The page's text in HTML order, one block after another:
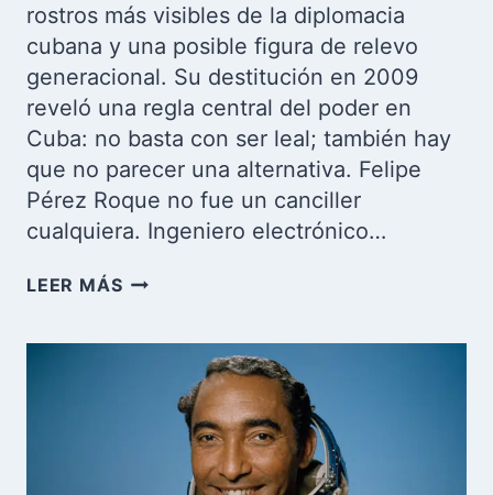
rostros más visibles de la diplomacia
cubana y una posible figura de relevo
generacional. Su destitución en 2009
reveló una regla central del poder en
Cuba: no basta con ser leal; también hay
que no parecer una alternativa. Felipe
Pérez Roque no fue un canciller
cualquiera. Ingeniero electrónico…
LEER MÁSFELIPE
ASCENSO,
SILENCIO
EXCANCILLER